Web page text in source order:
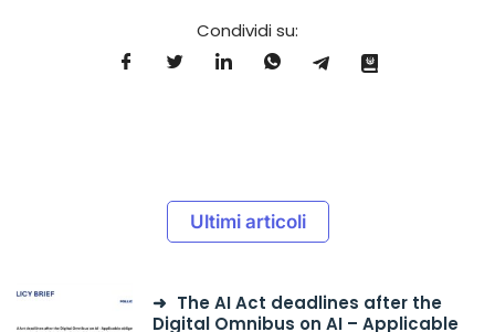
Condividi su:
Ultimi articoli
The AI Act deadlines after the
Digital Omnibus on AI – Applicable